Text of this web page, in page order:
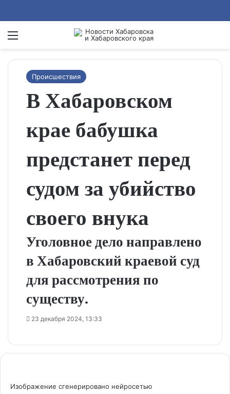
Menu
Происшествия
В Хабаровском
крае бабушка
предстанет перед
судом за убийство
своего внука
Уголовное дело направлено
в Хабаровский краевой суд
для рассмотрения по
существу.
23 декабря 2024, 13:33
Изображение сгенерировано нейросетью